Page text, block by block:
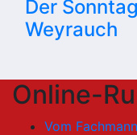
Der
Weyrauch
Online-
Vom